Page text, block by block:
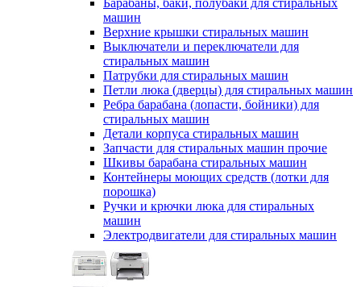
Барабаны, баки, полубаки для стиральных
машин
Верхние крышки стиральных машин
Выключатели и переключатели для
стиральных машин
Патрубки для стиральных машин
Петли люка (дверцы) для стиральных машин
Ребра барабана (лопасти, бойники) для
стиральных машин
Детали корпуса стиральных машин
Запчасти для стиральных машин прочие
Шкивы барабана стиральных машин
Контейнеры моющих средств (лотки для
порошка)
Ручки и крючки люка для стиральных
машин
Электродвигатели для стиральных машин